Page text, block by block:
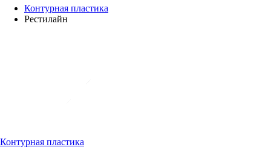
Контурная пластика
Рестилайн
Контурная пластика